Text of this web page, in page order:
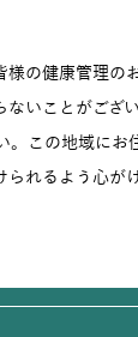
様の健康管理の
ないことがござ
。この地域にお
られるよう心が